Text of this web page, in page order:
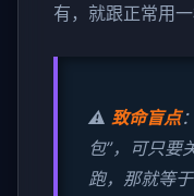
有，就跟正常用一
⚠️ 致命盲点
包”，可只要
跑，那就等